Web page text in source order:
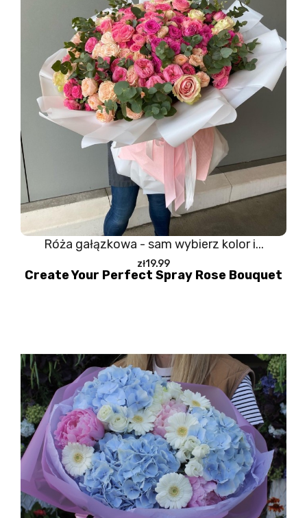
Róża gałązkowa - sam wybierz kolor i...
zł19.99
Create Your Perfect Spray Rose Bouquet